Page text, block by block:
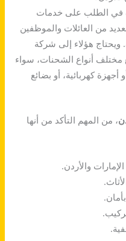
في الطلب على خدمات
من العائلات والموظفين
ويحتاج هؤلاء إلى شركة
مختلف أنواع الشحنات، سواء
أجهزة كهربائية، أو بضائع
، من المهم التأكد من أنها
والأردن.